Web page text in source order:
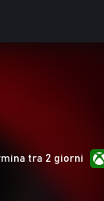
tra 2 giorni